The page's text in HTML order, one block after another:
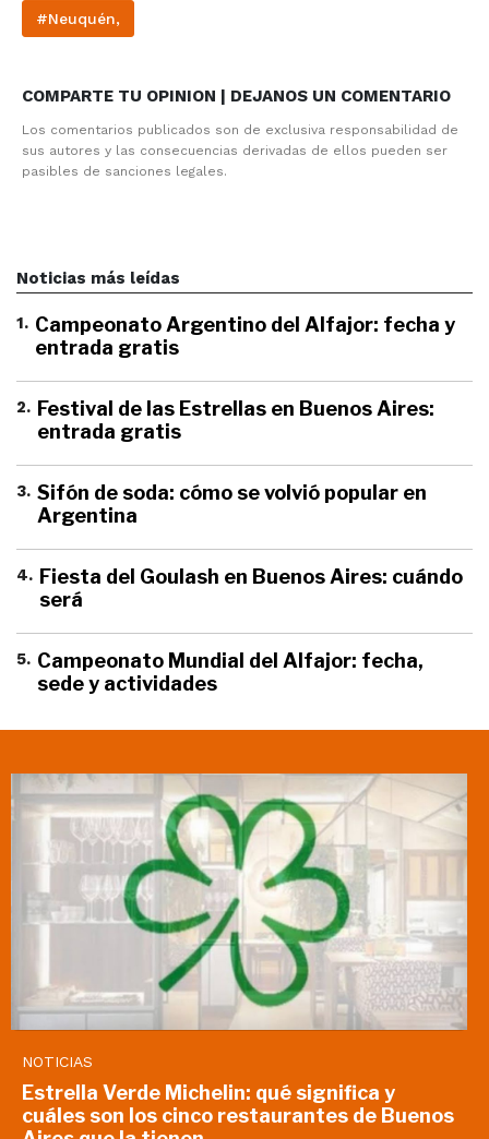
#Neuquén,
COMPARTE TU OPINION | DEJANOS UN COMENTARIO
Los comentarios publicados son de exclusiva responsabilidad de
sus autores y las consecuencias derivadas de ellos pueden ser
pasibles de sanciones legales.
Noticias más leídas
1. Campeonato Argentino del Alfajor: fecha y
entrada gratis
2. Festival de las Estrellas en Buenos Aires:
entrada gratis
3. Sifón de soda: cómo se volvió popular en
Argentina
4. Fiesta del Goulash en Buenos Aires: cuándo
será
5. Campeonato Mundial del Alfajor: fecha,
sede y actividades
NOTICIAS
Estrella Verde Michelin: qué significa y
cuáles son los cinco restaurantes de Buenos